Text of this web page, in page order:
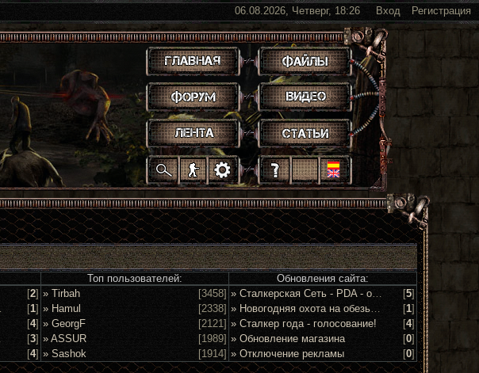
Вход Регистрация
06.08.2026, Четверг, 18:26
.
.
.
.
.
.
. . . . .
Топ пользователей:
Обновления сайта:
[2]
[1]
[4]
[3]
[4]
» Tirbah
[3458]
» Hamul
[2338]
» GeorgF
[2121]
» ASSUR
[1989]
» Sashok
[1914]
» Сталкерская Сеть - PDA - обсуждение и предложения [5]
» Новогодняя охота на обезьян 2016!
[1]
» Сталкер года - голосование!
[4]
» Обновление магазина
[0]
» Отключение рекламы
[0]